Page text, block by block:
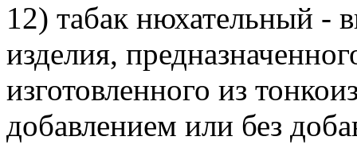
12) табак нюхательный -
изделия,
изготовленного из
добавлением или без